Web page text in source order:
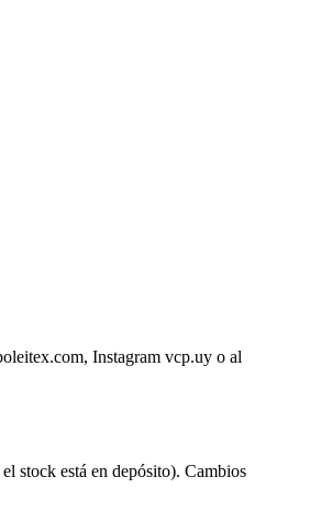
Instagram vcp.uy o al
stock está en depósito). Cambios